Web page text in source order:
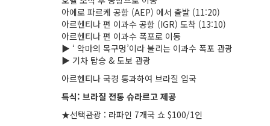
아에로 파르케 공항 (AEP) 에서 출발 (11:20)
아르헨티나 편 이과수 공항 (IGR) 도착 (13:10)
아르헨티나 편 이과수 폭포로 이동
▶ ‘ 악마의 목구멍’이라 불리는 이과수 폭포 관광
▶ 기차 탑승 & 도보 관광
아르헨티나 국경 통과하여 브라질 입국
특식: 브라질 전통 슈라르고 제공
★선택관광 : 라파인 7개국 쇼 $100/1인